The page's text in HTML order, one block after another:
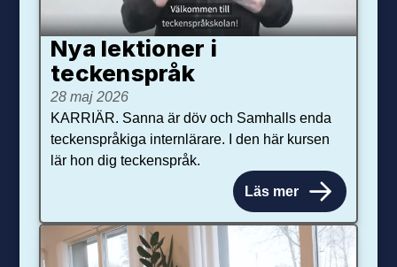
Nya lektioner i
teckenspråk
28 maj 2026
KARRIÄR. Sanna är döv och Samhalls enda
teckenspråkiga internlärare. I den här kursen
lär hon dig teckenspråk.
Läs mer